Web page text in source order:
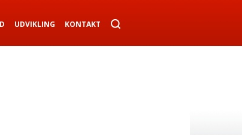
UDVIKLING KONTAKT